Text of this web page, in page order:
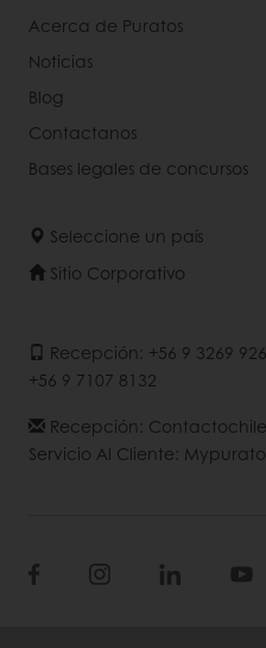
Acerca de Puratos
Noticias
Blog
Contactanos
Bases legales de concursos
Seleccione un país
Sitio Corporativo
Recepción: +56 9 3269
+56 9 7107 8132
Recepción:
Servicio Al Cliente: